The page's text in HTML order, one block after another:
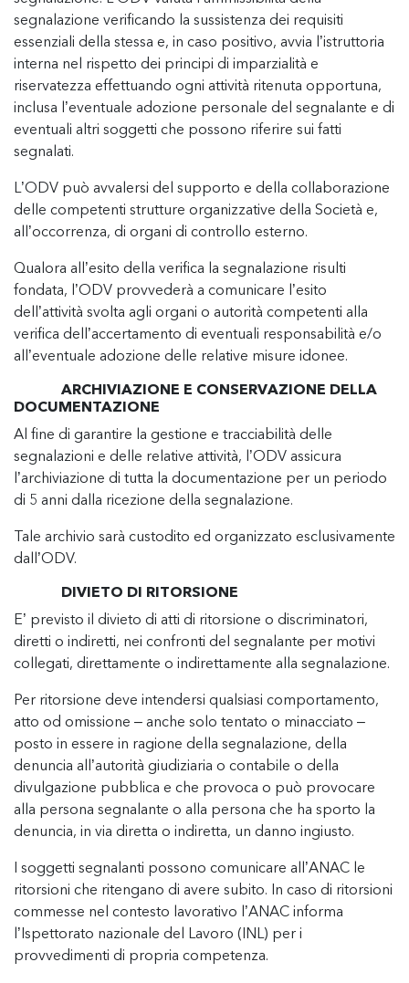
segnalazione verificando la sussistenza dei requisiti
essenziali della stessa e, in caso positivo, avvia l’istruttoria
interna nel rispetto dei principi di imparzialità e
riservatezza effettuando ogni attività ritenuta opportuna,
inclusa l’eventuale adozione personale del segnalante e di
eventuali altri soggetti che possono riferire sui fatti
segnalati.
L’ODV può avvalersi del supporto e della collaborazione
delle competenti strutture organizzative della Società e,
all’occorrenza, di organi di controllo esterno.
Qualora all’esito della verifica la segnalazione risulti
fondata, l’ODV provvederà a comunicare l’esito
dell’attività svolta agli organi o autorità competenti alla
verifica dell’accertamento di eventuali responsabilità e/o
all’eventuale adozione delle relative misure idonee.
ARCHIVIAZIONE E CONSERVAZIONE DELLA
DOCUMENTAZIONE
Al fine di garantire la gestione e tracciabilità delle
segnalazioni e delle relative attività, l’ODV assicura
l’archiviazione di tutta la documentazione per un periodo
di 5 anni dalla ricezione della segnalazione.
Tale archivio sarà custodito ed organizzato esclusivamente
dall’ODV.
DIVIETO DI RITORSIONE
E’ previsto il divieto di atti di ritorsione o discriminatori,
diretti o indiretti, nei confronti del segnalante per motivi
collegati, direttamente o indirettamente alla segnalazione.
Per ritorsione deve intendersi qualsiasi comportamento,
atto od omissione – anche solo tentato o minacciato –
posto in essere in ragione della segnalazione, della
denuncia all’autorità giudiziaria o contabile o della
divulgazione pubblica e che provoca o può provocare
alla persona segnalante o alla persona che ha sporto la
denuncia, in via diretta o indiretta, un danno ingiusto.
I soggetti segnalanti possono comunicare all’ANAC le
ritorsioni che ritengano di avere subito. In caso di ritorsioni
commesse nel contesto lavorativo l’ANAC informa
l’Ispettorato nazionale del Lavoro (INL) per i
provvedimenti di propria competenza.